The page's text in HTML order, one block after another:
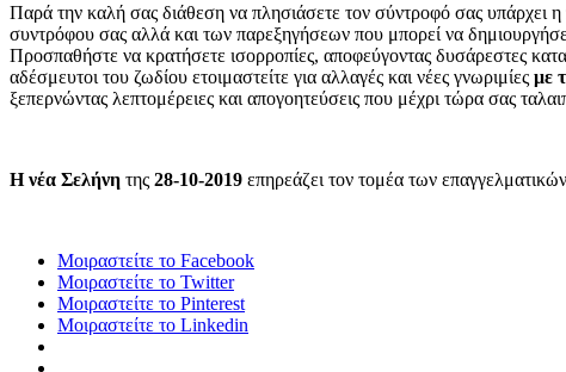
Παρά την καλή σας διάθεση να πλησιάσετε τον σύντροφό σας υπάρχει η
συντρόφου σας αλλά και των παρεξηγήσεων που μπορεί να
Προσπαθήστε να κρατήσετε ισορροπίες, αποφεύγοντας δυσάρεστες
αδέσμευτοι του ζωδίου ετοιμαστείτε για αλλαγές και νέες γνωριμίες με
ξεπερνώντας λεπτομέρειες και απογοητεύσεις που μέχρι τώρα σας
Η νέα Σελήνη της 28-10-2019 επηρεάζει τον τομέα των
Μοιραστείτε το Facebook
Μοιραστείτε το Twitter
Μοιραστείτε το Pinterest
Μοιραστείτε το Linkedin